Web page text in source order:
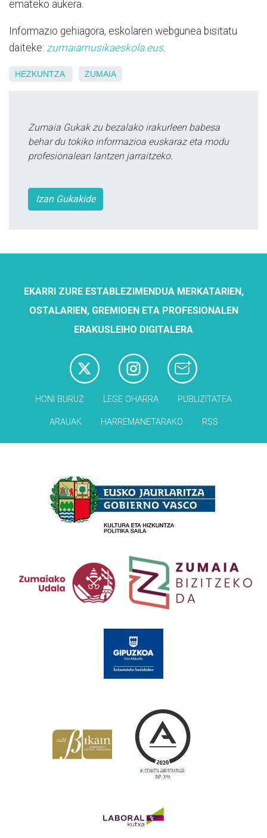
emateko aukera.
Informazio gehiagora, eskolaren webgunea bisitatu
daiteke: zumaiamusikaeskola.eus.
HEZKUNTZA ZUMAIA
Zumaia Gukak zu bezalako irakurleen babesa
behar du tokiko informazioa euskaraz eta modu
profesionalean lantzen jarraitzeko.
Izan Gukakide
EKARRI ZURE ESTABLEZIMENDUA MERKATARIEN,
OSTALARIEN, GREMIOEN ETA PROFESIONALEN
ERAKUSLEIHO DIGITALERA
HONI BURUZ LEGE OHARRA PUBLIZITATEA
ARAUAK HARREMANETARAKO RSS